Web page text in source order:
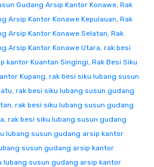
Gudang Arsip Kantor Konawe, Rak
Arsip Kantor Konawe Kepulauan, Rak
Arsip Kantor Konawe Selatan, Rak
Arsip Kantor Konawe Utara, rak besi
kantor Kuantan Singingi, Rak Besi Siku
Kupang, rak besi siku lubang susun
, rak besi siku lubang susun gudang
, rak besi siku lubang susun gudang
, rak besi siku lubang susun gudang
lubang susun gudang arsip kantor
susun gudang arsip kantor
lubang susun gudang arsip kantor